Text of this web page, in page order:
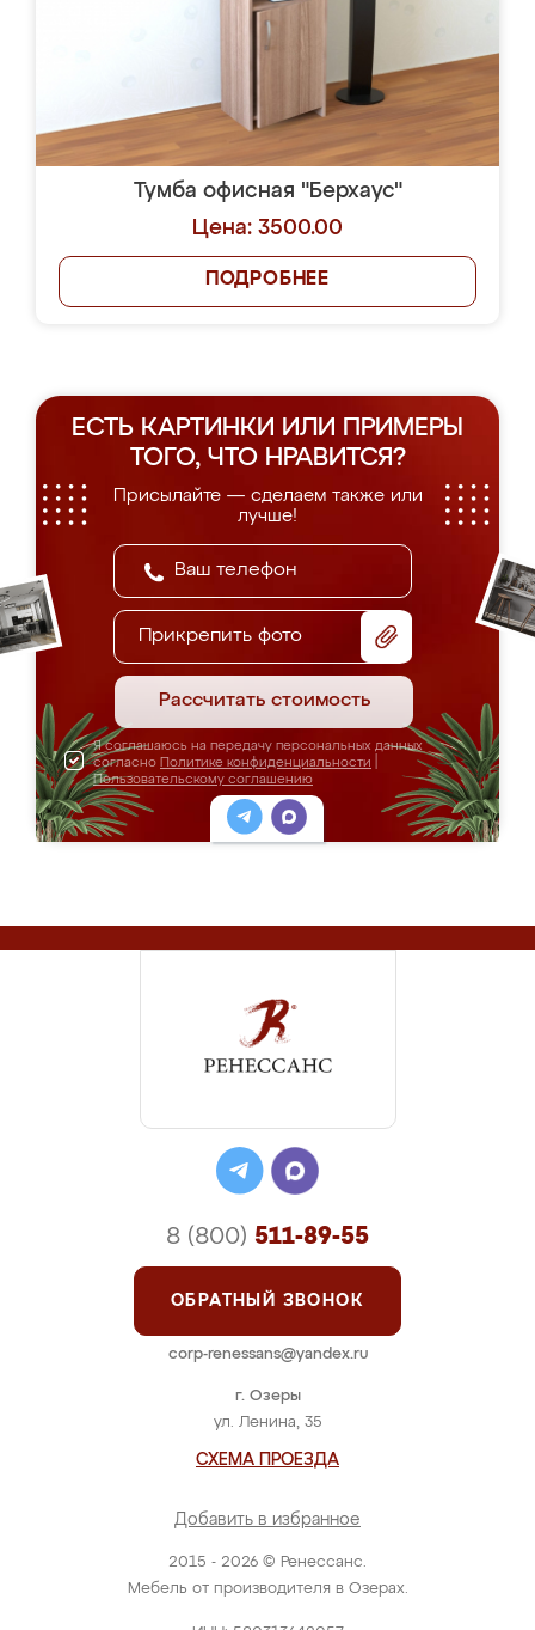
Тумба офисная "Берхаус"
Цена: 3500.00
ПОДРОБНЕЕ
ЕСТЬ КАРТИНКИ ИЛИ ПРИМЕРЫ
ТОГО, ЧТО НРАВИТСЯ?
Присылайте — сделаем также или
лучше!
Прикрепить фото
Рассчитать стоимость
Я соглашаюсь на передачу персональных данных
согласно Политике конфиденциальности
Пользовательскому соглашению
2015 - 2026 © Ренессанс.
Мебель от производителя в Озерах.
г. Озеры
ул. Ленина, 35
СХЕМА ПРОЕЗДА
Добавить в избранное
8 (800) 511-89-55
ОБРАТНЫЙ ЗВОНОК
corp-renessans@yandex.ru